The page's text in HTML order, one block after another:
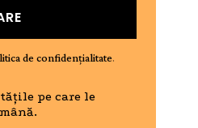
de confidențialitate.
pe care le